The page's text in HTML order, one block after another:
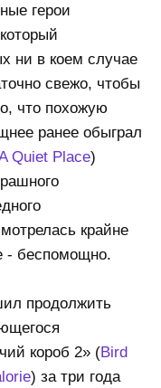
герои
ни в коем случае
свежо, чтобы
что похожую
ранее обыграл
Quiet Place)
крайне
- беспомощно.
продолжить
короб 2» (Bird
) за три года